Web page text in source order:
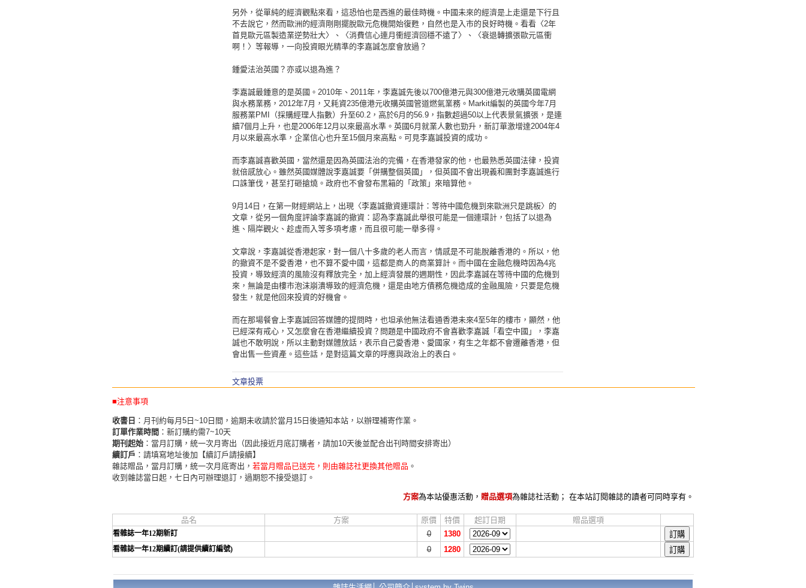
另外，從單純的經濟觀點來看，這恐怕也是西進的最佳時機。中國未來的經濟是上走還是下行且
不去說它，然而歐洲的經濟剛剛擺脫歐元危機開始復甦，自然也是入市的良好時機。看看〈2年
首見歐元區製造業逆勢壯大〉、〈消費信心連月衝經濟回穩不遠了〉、〈衰退轉擴張歐元區衝
啊！〉等報導，一向投資眼光精準的李嘉誠怎麼會放過？
鍾愛法治英國？亦或以退為進？
李嘉誠最鍾意的是英國。2010年、2011年，李嘉誠先後以700億港元與300億港元收購英國電網
與水務業務，2012年7月，又耗資235億港元收購英國管道燃氣業務。Markit編製的英國今年7月
服務業PMI（採購經理人指數）升至60.2，高於6月的56.9，指數超過50以上代表景氣擴張，是連
續7個月上升，也是2006年12月以來最高水準。英國6月就業人數也勁升，新訂單激增達2004年4
月以來最高水準，企業信心也升至15個月來高點。可見李嘉誠投資的成功。
而李嘉誠喜歡英國，當然還是因為英國法治的完備，在香港發家的他，也最熟悉英國法律，投資
就倍感放心。雖然英國媒體說李嘉誠要「併購整個英國」，但英國不會出現義和團對李嘉誠進行
口誅筆伐，甚至打砸搶燒。政府也不會發布黑箱的「政策」來暗算他。
9月14日，在第一財經網站上，出現〈李嘉誠撤資連環計：等待中國危機到來歐洲只是跳板〉的
文章，從另一個角度評論李嘉誠的撤資：認為李嘉誠此舉很可能是一個連環計，包括了以退為
進、隔岸觀火、趁虛而入等多項考慮，而且很可能一舉多得。
文章說，李嘉誠從香港起家，對一個八十多歲的老人而言，情感是不可能脫離香港的。所以，他
的撤資不是不愛香港，也不算不愛中國，這都是商人的商業算計。而中國在金融危機時因為4兆
投資，導致經濟的風險沒有釋放完全，加上經濟發展的週期性，因此李嘉誠在等待中國的危機到
來，無論是由樓市泡沫崩潰導致的經濟危機，還是由地方債務危機造成的金融風險，只要是危機
發生，就是他回來投資的好機會。
而在那場餐會上李嘉誠回答媒體的提問時，也坦承他無法看通香港未來4至5年的樓市，顯然，他
已經深有戒心，又怎麼會在香港繼續投資？問題是中國政府不會喜歡李嘉誠「看空中國」，李嘉
誠也不敢明說，所以主動對媒體放話，表示自己愛香港、愛國家，有生之年都不會遷離香港，但
會出售一些資產。這些話，是對這篇文章的呼應與政治上的表白。
文章投票
■注意事項
收書日 ：月刊約每月5日~10日間，逾期未收請於當月15日後通知本站，以辦理補寄作業。
訂單作業時間 ：新訂購約需7~10天
期刊起始 ：當月訂購，統一次月寄出（因此接近月底訂購者，請加10天後並配合出刊時間安排寄出）
續訂戶 ：請填寫地址後加【續訂戶請接續】
雜誌贈品，當月訂購，統一次月底寄出， 若當月贈品已送完，則由雜誌社更換其他贈品 。
收到雜誌當日起，七日內可辦理退訂，過期恕不接受退訂。
方案為本站優惠活動， 贈品選項為雜誌社活動； 在本站訂閱雜誌的讀者可同時享有。
品名 方案 原價 特價 起訂日期 贈品選項
看雜誌一年12期新訂 0 1380
看雜誌一年12期續訂(請提供續訂編號) 0 1280